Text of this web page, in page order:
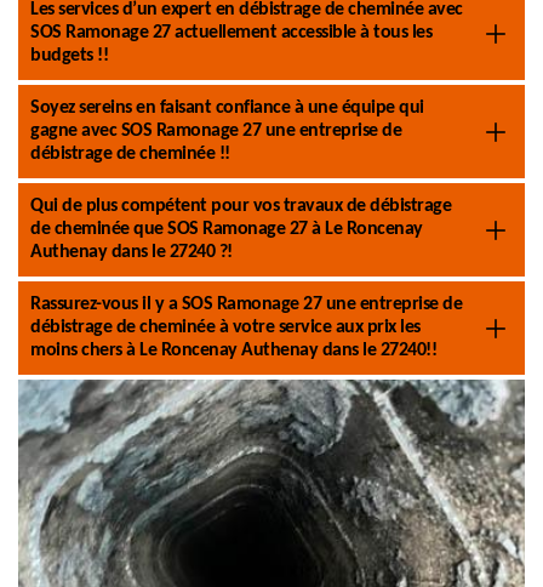
Les services d’un expert en débistrage de cheminée avec
SOS Ramonage 27 actuellement accessible à tous les
budgets !!
Soyez sereins en faisant confiance à une équipe qui
gagne avec SOS Ramonage 27 une entreprise de
débistrage de cheminée !!
Qui de plus compétent pour vos travaux de débistrage
de cheminée que SOS Ramonage 27 à Le Roncenay
Authenay dans le 27240 ?!
Rassurez-vous il y a SOS Ramonage 27 une entreprise de
débistrage de cheminée à votre service aux prix les
moins chers à Le Roncenay Authenay dans le 27240!!